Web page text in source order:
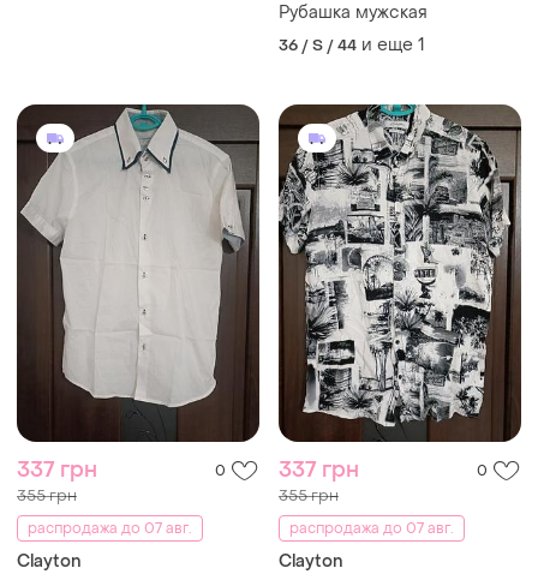
Рубашка мужская
36 / S / 44 и еще 1
337 грн 0
355 грн
распродажа до 07 авг.
Clayton
337 грн 0
355 грн
распродажа до 07 авг.
Clayton